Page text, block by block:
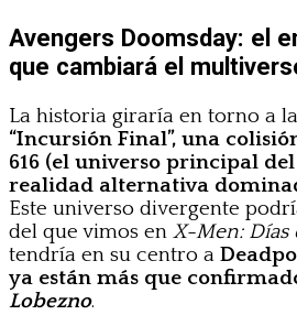
Avengers Doomsday: el
que cambiará el
La historia giraría en torno a
“Incursión Final”, una
616 (el universo principal
realidad alternativa
Este universo divergente
del que vimos en X-Men: Días
tendría en su centro a
ya están más que
Lobezno.